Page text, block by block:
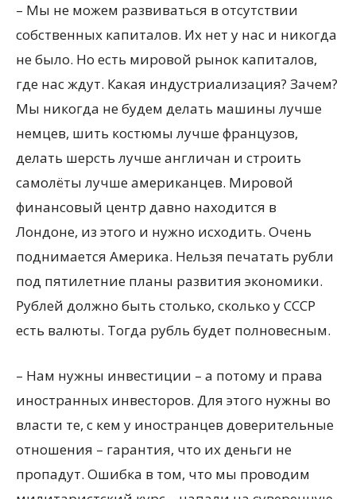
– Мы не можем развиваться в отсутствии
собственных капиталов. Их нет у нас и никогда
не было. Но есть мировой рынок капиталов,
где нас ждут. Какая индустриализация? Зачем?
Мы никогда не будем делать машины лучше
немцев, шить костюмы лучше французов,
делать шерсть лучше англичан и строить
самолёты лучше американцев. Мировой
финансовый центр давно находится в
Лондоне, из этого и нужно исходить. Очень
поднимается Америка. Нельзя печатать рубли
под пятилетние планы развития экономики.
Рублей должно быть столько, сколько у СССР
есть валюты. Тогда рубль будет полновесным.
– Нам нужны инвестиции – а потому и права
иностранных инвесторов. Для этого нужны во
власти те, с кем у иностранцев доверительные
отношения – гарантия, что их деньги не
пропадут. Ошибка в том, что мы проводим